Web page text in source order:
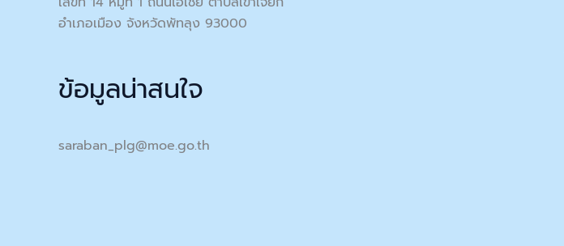
อำเภอเมือง จังหวัดพัทลุง 93000
ข้อมูลน่าสนใจ
saraban_plg@moe.go.th